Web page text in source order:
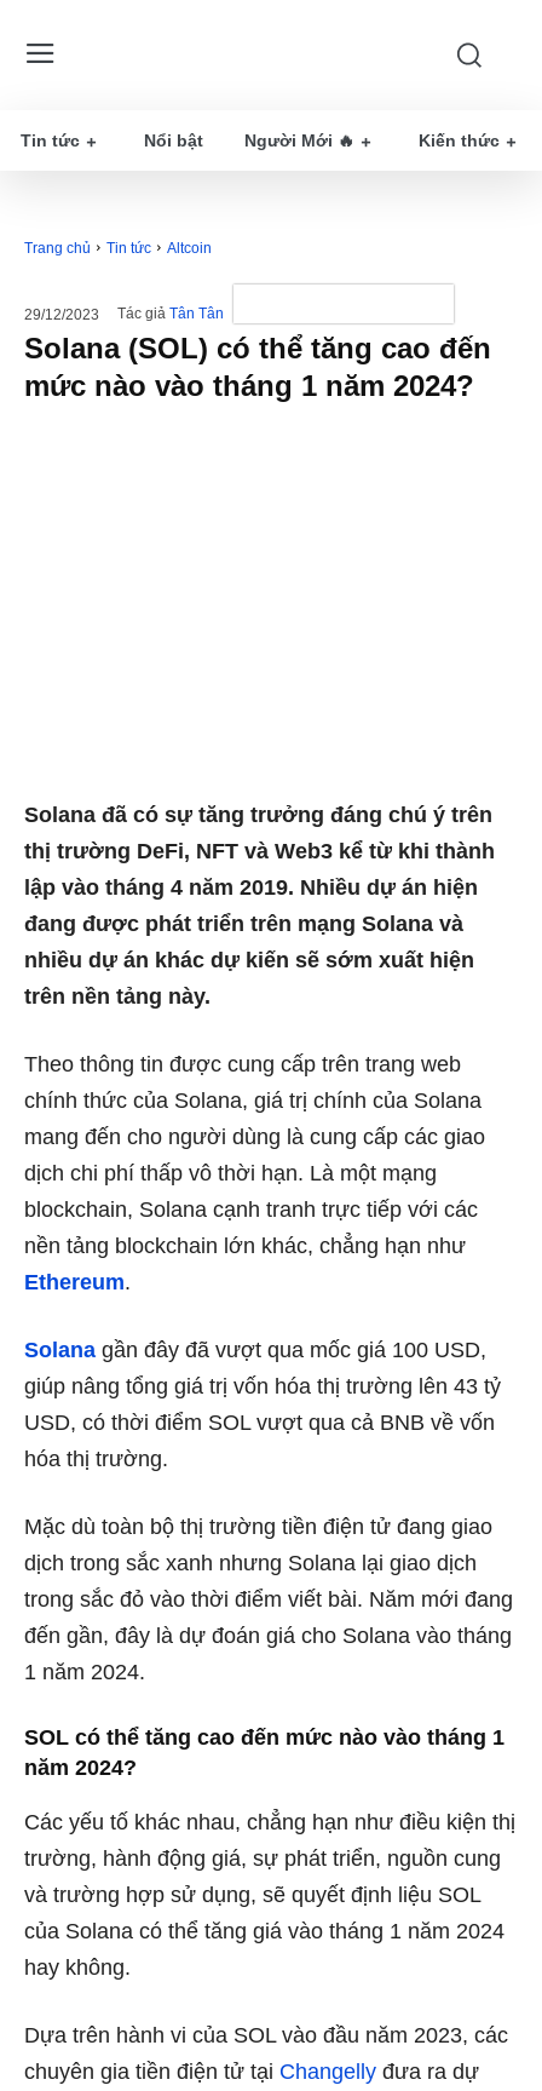
Tin tức Nổi bật Người Mới 🔥 Kiến thức
Trang chủ Tin tức Altcoin
29/12/2023 Tác giả Tân Tân
Solana (SOL) có thể tăng cao đến
mức nào vào tháng 1 năm 2024?
Solana đã có sự tăng trưởng đáng chú ý trên
thị trường DeFi, NFT và Web3 kể từ khi thành
lập vào tháng 4 năm 2019. Nhiều dự án hiện
đang được phát triển trên mạng Solana và
nhiều dự án khác dự kiến ​​sẽ sớm xuất hiện
trên nền tảng này.
Theo thông tin được cung cấp trên trang web
chính thức của Solana, giá trị chính của Solana
mang đến cho người dùng là cung cấp các giao
dịch chi phí thấp vô thời hạn. Là một mạng
blockchain, Solana cạnh tranh trực tiếp với các
nền tảng blockchain lớn khác, chẳng hạn như
Ethereum.
Solana gần đây đã vượt qua mốc giá 100 USD,
giúp nâng tổng giá trị vốn hóa thị trường lên 43 tỷ
USD, có thời điểm SOL vượt qua cả BNB về vốn
hóa thị trường.
Mặc dù toàn bộ thị trường tiền điện tử đang giao
dịch trong sắc xanh nhưng Solana lại giao dịch
trong sắc đỏ vào thời điểm viết bài. Năm mới đang
đến gần, đây là dự đoán giá cho Solana vào tháng
1 năm 2024.
SOL có thể tăng cao đến mức nào vào tháng 1
năm 2024?
Các yếu tố khác nhau, chẳng hạn như điều kiện thị
trường, hành động giá, sự phát triển, nguồn cung
và trường hợp sử dụng, sẽ quyết định liệu SOL
của Solana có thể tăng giá vào tháng 1 năm 2024
hay không.
Dựa trên hành vi của SOL vào đầu năm 2023, các
chuyên gia tiền điện tử tại Changelly đưa ra dự